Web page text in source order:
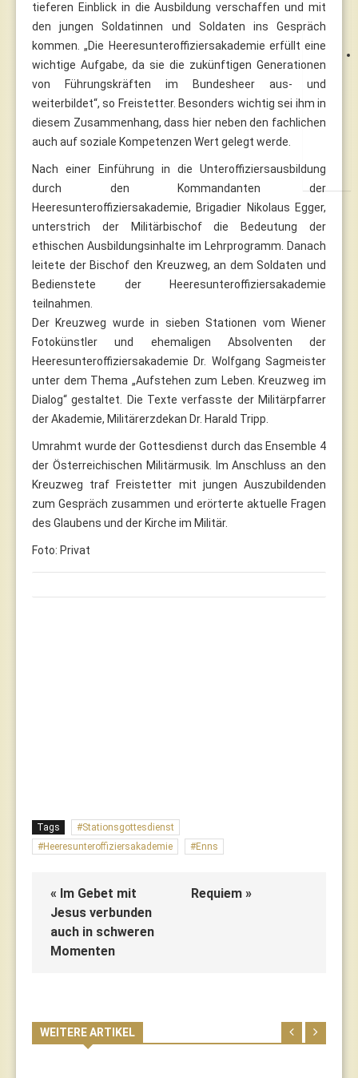
tieferen Einblick in die Ausbildung verschaffen und mit
den jungen Soldatinnen und Soldaten ins Gespräch
kommen. „Die Heeresunteroffiziersakademie erfüllt eine
wichtige Aufgabe, da sie die zukünftigen Generationen
von Führungskräften im Bundesheer aus- und
weiterbildet“, so Freistetter. Besonders wichtig sei ihm in
diesem Zusammenhang, dass hier neben den fachlichen
auch auf soziale Kompetenzen Wert gelegt werde.
Nach einer Einführung in die Unteroffiziersausbildung
durch den Kommandanten der
Heeresunteroffiziersakademie, Brigadier Nikolaus Egger,
unterstrich der Militärbischof die Bedeutung der
ethischen Ausbildungsinhalte im Lehrprogramm. Danach
leitete der Bischof den Kreuzweg, an dem Soldaten und
Bedienstete der Heeresunteroffiziersakademie
teilnahmen.
Der Kreuzweg wurde in sieben Stationen vom Wiener
Fotokünstler und ehemaligen Absolventen der
Heeresunteroffiziersakademie Dr. Wolfgang Sagmeister
unter dem Thema „Aufstehen zum Leben. Kreuzweg im
Dialog“ gestaltet. Die Texte verfasste der Militärpfarrer
der Akademie, Militärerzdekan Dr. Harald Tripp.
Umrahmt wurde der Gottesdienst durch das Ensemble 4
der Österreichischen Militärmusik. Im Anschluss an den
Kreuzweg traf Freistetter mit jungen Auszubildenden
zum Gespräch zusammen und erörterte aktuelle Fragen
des Glaubens und der Kirche im Militär.
Foto: Privat
Tags
Stationsgottesdienst
Heeresunteroffiziersakademie
Enns
« Im Gebet mit
Jesus verbunden
auch in schweren
Momenten
Requiem »
WEITERE ARTIKEL